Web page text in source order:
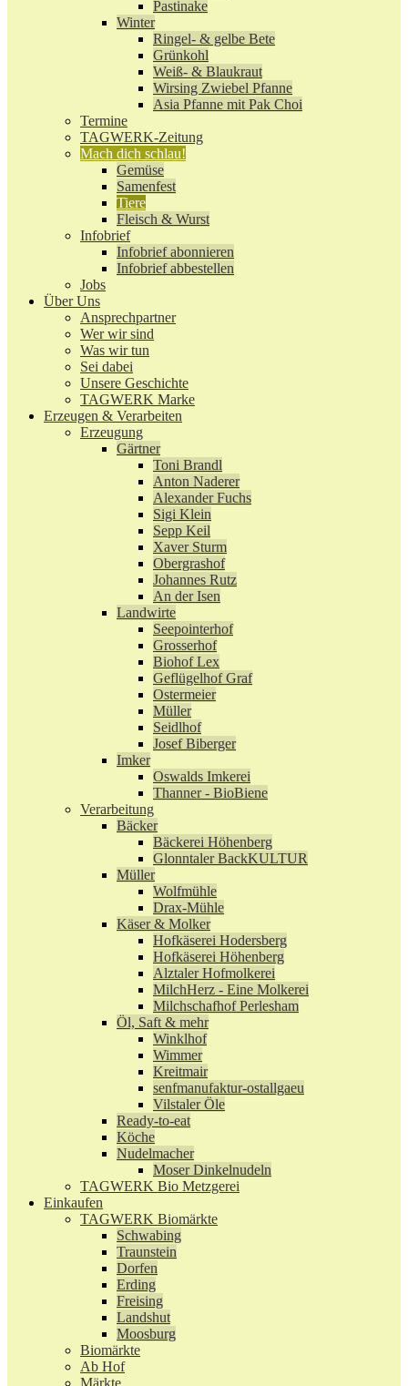
Pastinake
Winter
Ringel- & gelbe Bete
Grünkohl
Weiß- & Blaukraut
Wirsing Zwiebel Pfanne
Asia Pfanne mit Pak Choi
Termine
TAGWERK-Zeitung
Mach dich schlau!
Gemüse
Samenfest
Tiere
Fleisch & Wurst
Infobrief
Infobrief abonnieren
Infobrief abbestellen
Jobs
Über Uns
Ansprechpartner
Wer wir sind
Was wir tun
Sei dabei
Unsere Geschichte
TAGWERK Marke
Erzeugen & Verarbeiten
Erzeugung
Gärtner
Toni Brandl
Anton Naderer
Alexander Fuchs
Sigi Klein
Sepp Keil
Xaver Sturm
Obergrashof
Johannes Rutz
An der Isen
Landwirte
Seepointerhof
Grosserhof
Biohof Lex
Geflügelhof Graf
Ostermeier
Müller
Seidlhof
Josef Biberger
Imker
Oswalds Imkerei
Thanner - BioBiene
Verarbeitung
Bäcker
Bäckerei Höhenberg
Glonntaler BackKULTUR
Müller
Wolfmühle
Drax-Mühle
Käser & Molker
Hofkäserei Hodersberg
Hofkäserei Höhenberg
Alztaler Hofmolkerei
MilchHerz - Eine Molkerei
Milchschafhof Perlesham
Öl, Saft & mehr
Winklhof
Wimmer
Kreitmair
senfmanufaktur-ostallgaeu
Vilstaler Öle
Ready-to-eat
Köche
Nudelmacher
Moser Dinkelnudeln
TAGWERK Bio Metzgerei
Einkaufen
TAGWERK Biomärkte
Schwabing
Traunstein
Dorfen
Erding
Freising
Landshut
Moosburg
Biomärkte
Ab Hof
Märkte